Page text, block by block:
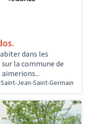
dans les
la commune de
Saint-Jean-Saint-Germain